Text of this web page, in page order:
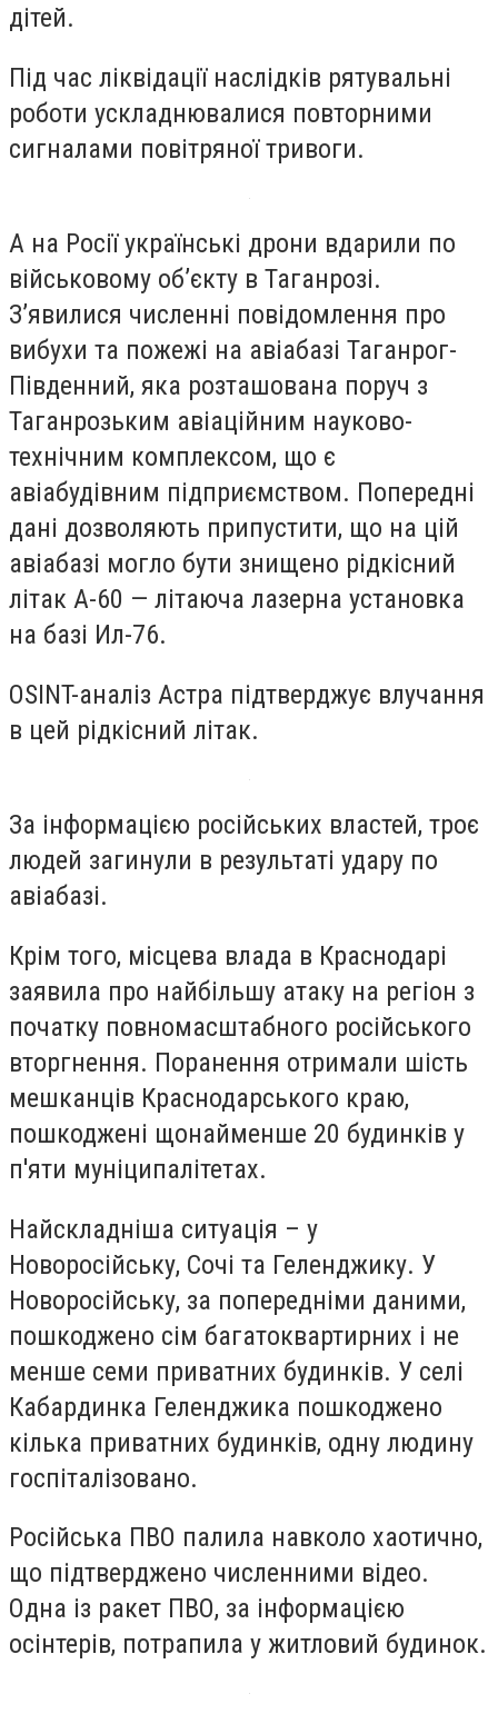
дітей.
Під час ліквідації наслідків рятувальні
роботи ускладнювалися повторними
сигналами повітряної тривоги.
А на Росії українські дрони вдарили по
військовому об’єкту в Таганрозі.
З’явилися численні повідомлення про
вибухи та пожежі на авіабазі Таганрог-
Південний, яка розташована поруч з
Таганрозьким авіаційним науково-
технічним комплексом, що є
авіабудівним підприємством. Попередні
дані дозволяють припустити, що на цій
авіабазі могло бути знищено рідкісний
літак А-60 — літаюча лазерна установка
на базі Ил-76.
OSINT-аналіз Астра підтверджує влучання
в цей рідкісний літак.
За інформацією російських властей, троє
людей загинули в результаті удару по
авіабазі.
Крім того, місцева влада в Краснодарі
заявила про найбільшу атаку на регіон з
початку повномасштабного російського
вторгнення. Поранення отримали шість
мешканців Краснодарського краю,
пошкоджені щонайменше 20 будинків у
п'яти муніципалітетах.
Найскладніша ситуація – у
Новоросійську, Сочі та Геленджику. У
Новоросійську, за попередніми даними,
пошкоджено сім багатоквартирних і не
менше семи приватних будинків. У селі
Кабардинка Геленджика пошкоджено
кілька приватних будинків, одну людину
госпіталізовано.
Російська ПВО палила навколо хаотично,
що підтверджено численними відео.
Одна із ракет ПВО, за інформацією
осінтерів, потрапила у житловий будинок.